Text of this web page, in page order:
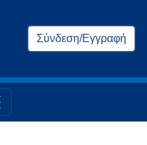
Σύνδεση/Εγγραφή